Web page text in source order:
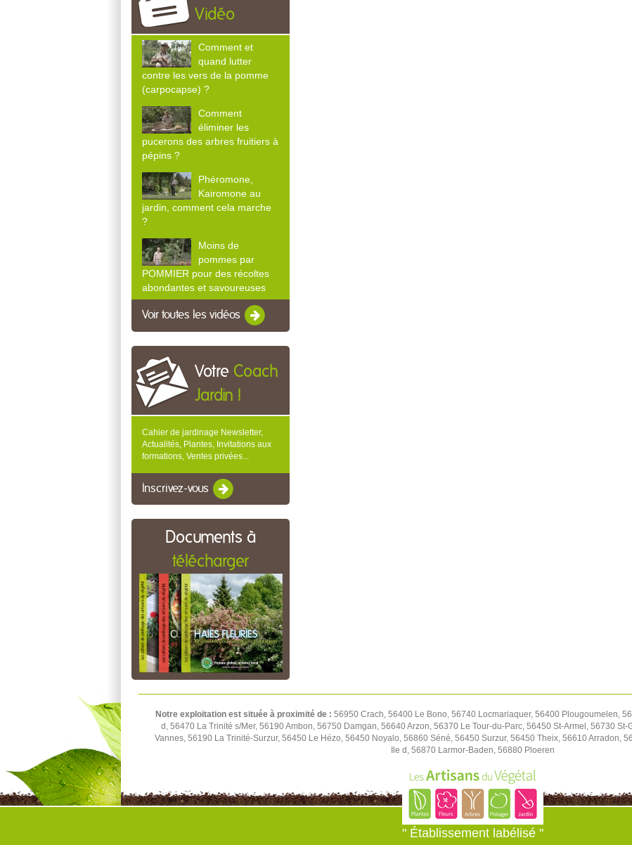
Vidéo
Comment et
quand lutter
contre les vers de la pomme
(carpocapse) ?
Comment
éliminer les
pucerons des arbres fruitiers à
pépins ?
Phéromone,
Kairomone au
jardin, comment cela marche
?
Moins de
pommes par
POMMIER pour des récoltes
abondantes et savoureuses
Voir toutes les vidéos
Votre Coach
Jardin !
Cahier de jardinage Newsletter,
Actualités, Plantes, Invitations aux
formations, Ventes privées...
Inscrivez-vous
Documents à
télécharger
Notre exploitation est située à proximité de : 56950 Crach, 56400 Le Bono, 56740 Locmariaquer, 56400 Plougoumelen,
d, 56470 La Trinité s/Mer, 56190 Ambon, 56750 Damgan, 56640 Arzon, 56370 Le Tour-du-Parc, 56450 St-Armel, 56730
Vannes, 56190 La Trinité-Surzur, 56450 Le Hézo, 56450 Noyalo, 56860 Séné, 56450 Surzur, 56450 Theix, 56610 Arradon,
Ile d, 56870 Larmor-Baden, 56880 Ploeren
" Établissement labélisé "